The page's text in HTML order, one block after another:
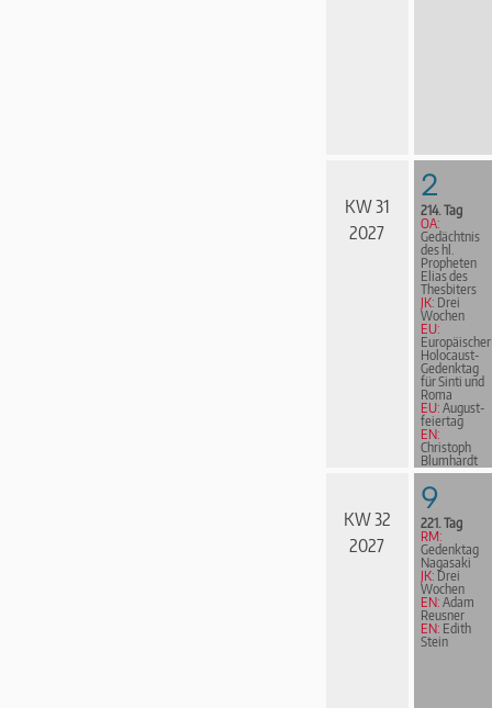
KW 31
2027
2
214. Tag
OA:
Gedächtnis
des hl.
Propheten
Elias des
Thesbiters
JK: Drei
Wochen
EU:
Europäischer
Holocaust-
Gedenktag
für Sinti und
Roma
EU: August­
fei­er­tag
EN:
Christoph
Blumhardt
KW 32
2027
9
221. Tag
RM:
Gedenktag
Nagasaki
JK: Drei
Wochen
EN: Adam
Reusner
EN: Edith
Stein